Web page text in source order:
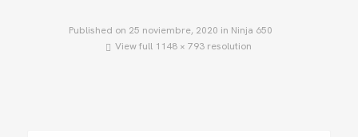
Published on 25 noviembre, 2020 in Ninja 650
View full 1148 × 793 resolution